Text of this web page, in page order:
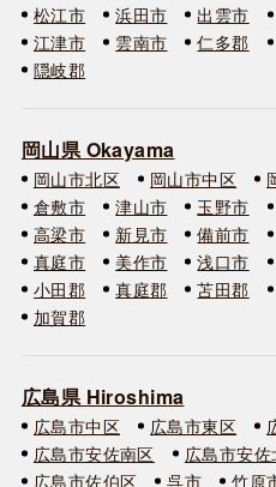
松江市 浜田市 出雲市
江津市
雲南市 仁多郡
隠岐郡
岡山県 Okayama
岡山市北区 岡山市中区
倉敷市
津山市 玉野市
高梁市
新見市 備前市
真庭市
美作市 浅口市
小田郡
真庭郡 苫田郡
加賀郡
広島県 Hiroshima
広島市中区 広島市東区
広島市安佐南区
広島市安佐
広島市佐伯区
呉市 竹原